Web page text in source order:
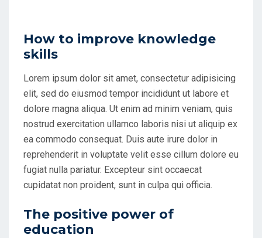
How to improve knowledge
skills
Lorem ipsum dolor sit amet, consectetur adipisicing
elit, sed do eiusmod tempor incididunt ut labore et
dolore magna aliqua. Ut enim ad minim veniam, quis
nostrud exercitation ullamco laboris nisi ut aliquip ex
ea commodo consequat. Duis aute irure dolor in
reprehenderit in voluptate velit esse cillum dolore eu
fugiat nulla pariatur. Excepteur sint occaecat
cupidatat non proident, sunt in culpa qui officia.
The positive power of
education